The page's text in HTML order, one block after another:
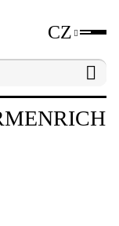
CZ
testovací